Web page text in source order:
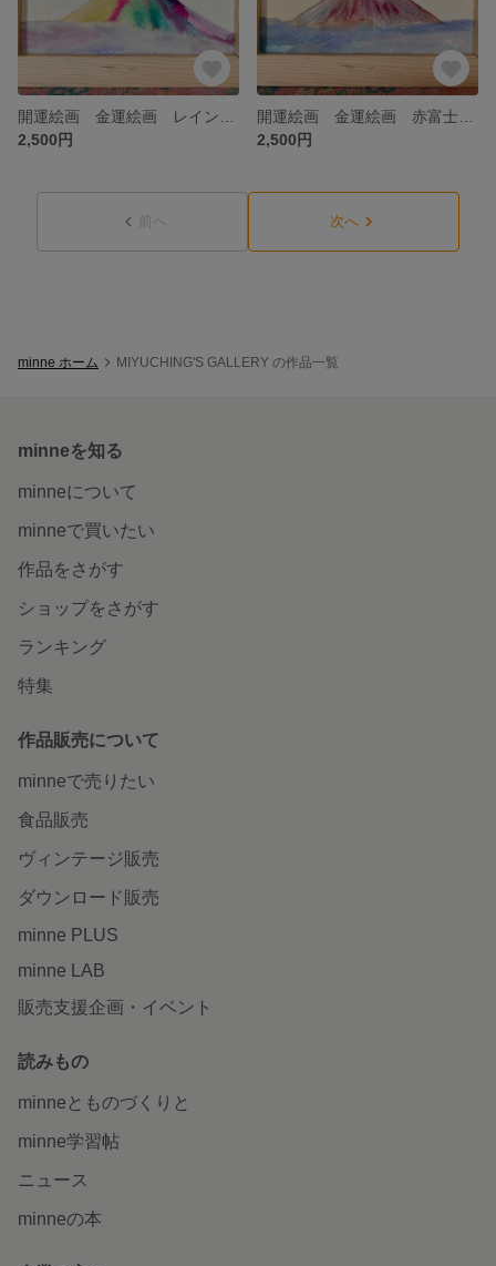
2,500円
2,500円
前へ 次へ
minne ホーム MIYUCHING'S GALLERY の作品一覧
minneを知る
minneについて
minneで買いたい
作品をさがす
ショップをさがす
ランキング
特集
作品販売について
minneで売りたい
食品販売
ヴィンテージ販売
ダウンロード販売
minne PLUS
minne LAB
販売支援企画・イベント
読みもの
minneとものづくりと
minne学習帖
ニュース
minneの本